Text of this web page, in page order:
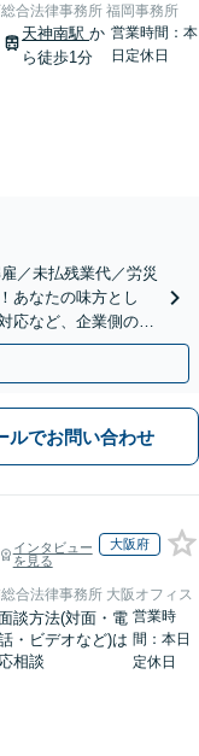
合法律事務所 福岡事務所
天神南駅か
ら徒歩1分
営業時間：本
日定休日
／未払残業代／労災
あなたの味方とし
応など、企業側のご
ルでお問い合わせ
インタビュー
を見る
大阪府
合法律事務所 大阪オフィス
談方法(対面・電
・ビデオなど)は
応相談
営業時
間：本日
定休日